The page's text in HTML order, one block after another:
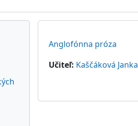
Anglofónna próza
Učiteľ: Kaščáková Janka